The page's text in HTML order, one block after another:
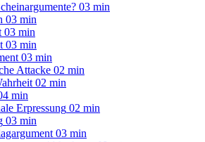
03 min
03 min
03 min
03 min
03 min
Attacke 02 min
02 min
min
Erpressung 02 min
03 min
03 min